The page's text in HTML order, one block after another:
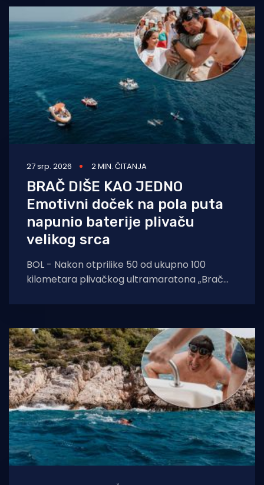
27 srp. 2026 2 MIN. ČITANJA
BRAČ DIŠE KAO JEDNO
Emotivni doček na pola puta
napunio baterije plivaču
velikog srca
BOL - Nakon otprilike 50 od ukupno 100
kilometara plivačkog ultramaratona „Brač
iznenađenje. Centar za